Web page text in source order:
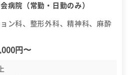
院（常勤・日勤のみ）
ン科、整形外科、精神科、麻酔
円〜